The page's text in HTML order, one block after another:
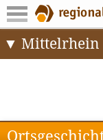
Mittelrhein